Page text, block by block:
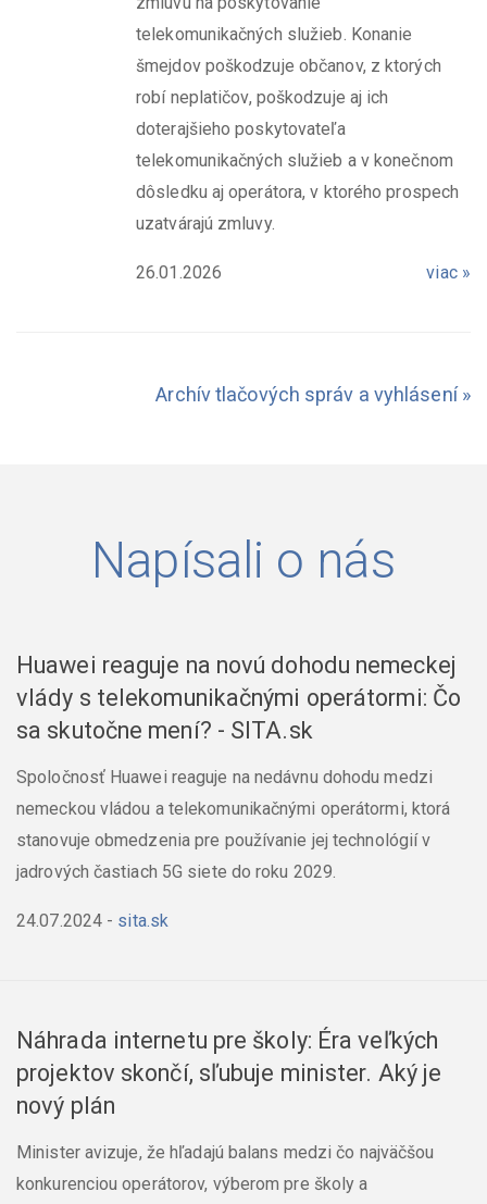
telekomunikačných služieb. Konanie
šmejdov poškodzuje občanov, z ktorých
robí neplatičov, poškodzuje aj ich
doterajšieho poskytovateľa
telekomunikačných služieb a v konečnom
dôsledku aj operátora, v ktorého prospech
uzatvárajú zmluvy.
26.01.2026 viac »
Archív tlačových správ a vyhlásení »
Napísali o nás
Huawei reaguje na novú dohodu nemeckej
vlády s telekomunikačnými operátormi: Čo
sa skutočne mení? - SITA.sk
Spoločnosť Huawei reaguje na nedávnu dohodu medzi
nemeckou vládou a telekomunikačnými operátormi, ktorá
stanovuje obmedzenia pre používanie jej technológií v
jadrových častiach 5G siete do roku 2029.
24.07.2024 - sita.sk
Náhrada internetu pre školy: Éra veľkých
projektov skončí, sľubuje minister. Aký je
nový plán
Minister avizuje, že hľadajú balans medzi čo najväčšou
konkurenciou operátorov, výberom pre školy a